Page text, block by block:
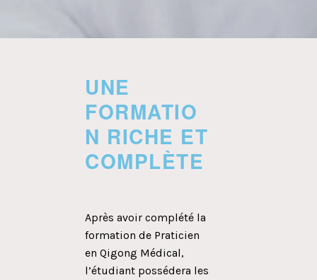
UNE
FORMATIO
N RICHE ET
COMPLÈTE
Après avoir complété la
formation de Praticien
en Qigong Médical,
l’étudiant possédera les